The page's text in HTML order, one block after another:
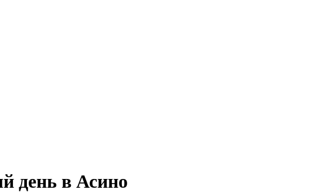
день в Асино